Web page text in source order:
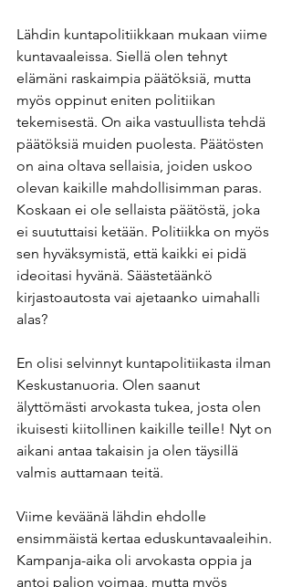
Lähdin kuntapolitiikkaan mukaan viime
kuntavaaleissa. Siellä olen tehnyt
elämäni raskaimpia päätöksiä, mutta
myös oppinut eniten politiikan
tekemisestä. On aika vastuullista tehdä
päätöksiä muiden puolesta. Päätösten
on aina oltava sellaisia, joiden uskoo
olevan kaikille mahdollisimman paras.
Koskaan ei ole sellaista päätöstä, joka
ei suututtaisi ketään. Politiikka on myös
sen hyväksymistä, että kaikki ei pidä
ideoitasi hyvänä. Säästetäänkö
kirjastoautosta vai ajetaanko uimahalli
alas?
En olisi selvinnyt kuntapolitiikasta ilman
Keskustanuoria. Olen saanut
älyttömästi arvokasta tukea, josta olen
ikuisesti kiitollinen kaikille teille! Nyt on
aikani antaa takaisin ja olen täysillä
valmis auttamaan teitä.
Viime keväänä lähdin ehdolle
ensimmäistä kertaa eduskuntavaaleihin.
Kampanja-aika oli arvokasta oppia ja
antoi paljon voimaa, mutta myös